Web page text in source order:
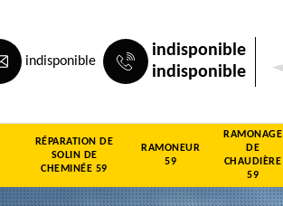
indisponible
indisponible
indisponible
RÉPARATION DE
SOLIN DE
CHEMINÉE 59
RAMONEUR
59
RAMONAGE
DE
CHAUDIÈRE
59